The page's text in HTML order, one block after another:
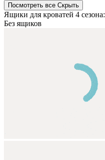
Посмотреть все Cкрыть
Ящики для кроватей 4 сезона:
Без ящиков